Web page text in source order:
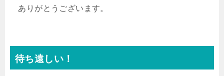
ありがとうございます。
待ち遠しい！